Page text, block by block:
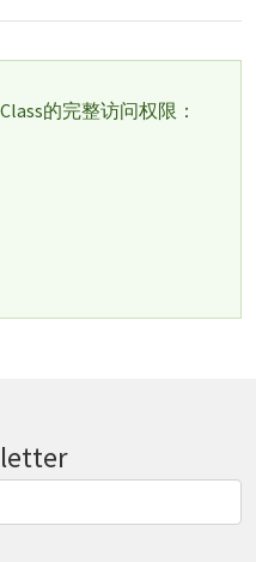
的完整访问权限：